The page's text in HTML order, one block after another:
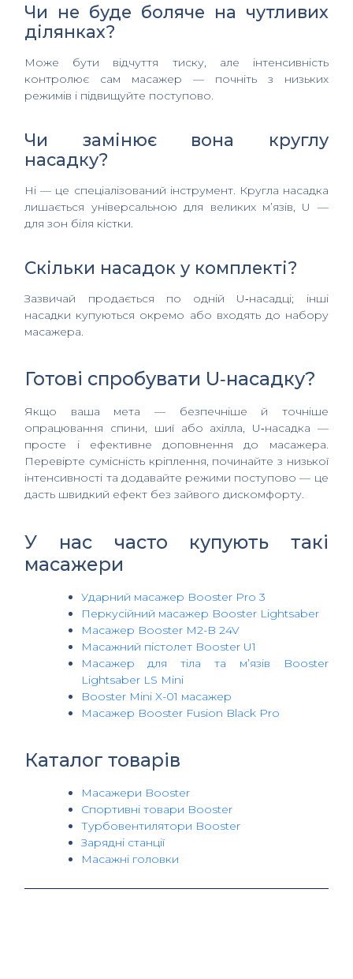
Чи не буде боляче на чутливих
ділянках?
Може бути відчуття тиску, але інтенсивність
контролює сам масажер — почніть з низьких
режимів і підвищуйте поступово.
Чи замінює вона круглу
насадку?
Ні — це спеціалізований інструмент. Кругла насадка
лишається універсальною для великих м’язів, U —
для зон біля кістки.
Скільки насадок у комплекті?
Зазвичай продається по одній U‑насадці; інші
насадки купуються окремо або входять до набору
масажера.
Готові спробувати U‑насадку?
Якщо ваша мета — безпечніше й точніше
опрацювання спини, шиї або ахілла, U‑насадка —
просте і ефективне доповнення до масажера.
Перевірте сумісність кріплення, починайте з низької
інтенсивності та додавайте режими поступово — це
дасть швидкий ефект без зайвого дискомфорту.
У нас часто купують такі
масажери
Ударний масажер Booster Pro 3
Перкусійний масажер Booster Lightsaber
Масажер Booster M2-B 24V
Масажний пістолет Booster U1
Масажер для тіла та м’язів Booster
Lightsaber LS Mini
Booster Mini X-01 масажер
Масажер Booster Fusion Black Pro
Каталог товарів
Масажери Booster
Спортивні товари Booster
Турбовентилятори Booster
Зарядні станції
Масажні головки